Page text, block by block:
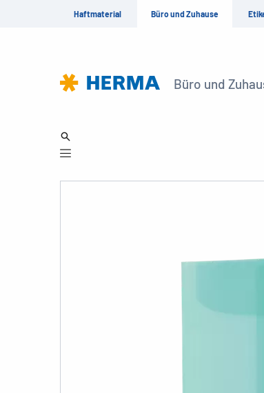
Haftmaterial Büro und Zuhause
Büro und